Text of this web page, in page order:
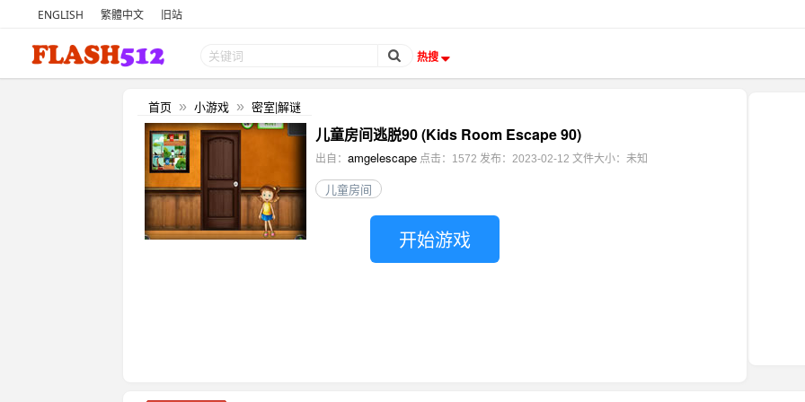
ENGLISH 繁體中文 旧站
热搜
首页 » 小游戏 » 密室|解谜
儿童房间逃脱90 (Kids Room Escape 90)
出自： amgelescape 点击：1572 发布：2023-02-12 文件大小：未知
儿童房间
开始游戏